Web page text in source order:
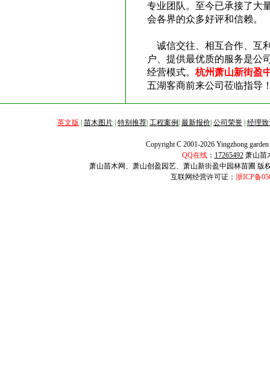
专业团队。至今已承接了大
会各界的众多好评和信赖。
诚信交往、相互合作、互
户、提供最优质的服务是公
经营模式。 杭州萧山新街盈
五湖客商前来公司莅临指导
英文版 苗木图片 特别推荐 工程案例 最新报价 公司荣誉 经理
Copyright C 2001-2026 Yingzhong
QQ在线： 17265492 萧山苗
萧山苗木网、萧山创盈园艺、萧山新街盈中园林苗圃 版
互联网经营许可证： 浙ICP备